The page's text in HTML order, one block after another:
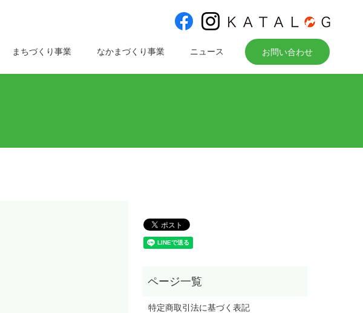
まちづくり事業 なかまづくり事業 ニュース お問い合わせ
特定商取引法に基づく表記